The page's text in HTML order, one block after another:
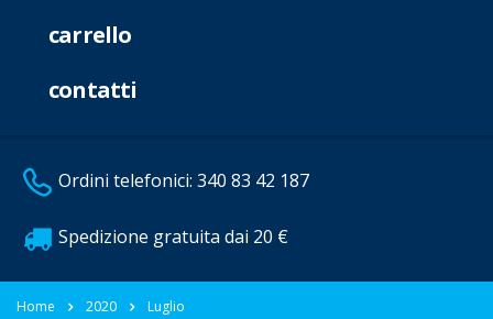
carrello
contatti
Ordini telefonici: 340 83 42 187
Spedizione gratuita dai 20 €
Home 2020 Luglio